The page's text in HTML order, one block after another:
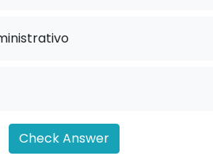
Check Answer